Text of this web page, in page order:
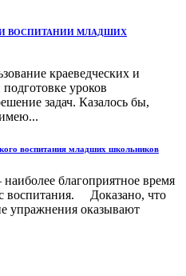
И ВОСПИТАНИИ МЛАДШИХ
краеведческих и
уроков
задач. Казалось бы,
воспитания младших школьников
благоприятное время
воспитания. Доказано, что
упражнения оказывают